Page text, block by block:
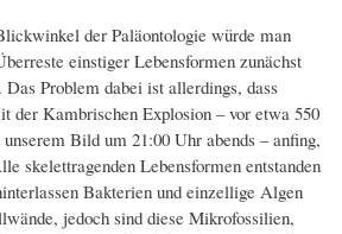
der Paläontologie würde man
einstiger Lebensformen zunächst
Problem dabei ist allerdings, dass
der Kambrischen Explosion – vor etwa 550
Bild um 21:00 Uhr abends – anfing,
skelettragenden Lebensformen entstanden
Bakterien und einzellige Algen
jedoch sind diese Mikrofossilien,